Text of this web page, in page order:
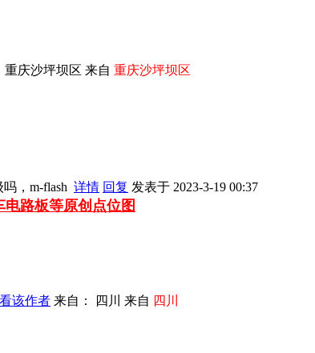
重庆沙坪坝区 来自 重庆沙坪坝区
，m-flash 详情 回复 发表于 2023-3-19 00:37
电路板等原创点位图
该作者 来自： 四川 来自 四川